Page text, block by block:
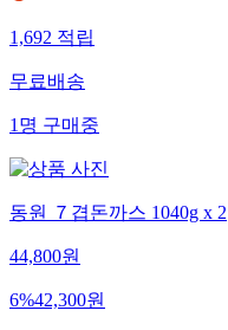
1,692적립
무료배송
1명구매중
동원 ７겹돈까스 1040g x 2
44,800원
6%42,300원